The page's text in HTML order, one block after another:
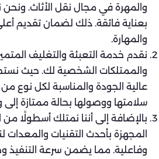
والمهرة في مجال نقل الأثاث. ونحن
بعناية فائقة. ذلك لضمان تقديم
والمهارة.
نقدم خدمة التعبئة والتغليف
والممتلكات الشخصية لك. حيث
عالية الجودة والمناسبة لكل نوع
سلامتها ووصولها بحالة ممتازة إلى
بالإضافة إلى أننا نمتلك أسطولًا من
المجهزة بأحدث التقنيات والمعدات
وفاعلية. مما يضمن سرعة التنفيذ